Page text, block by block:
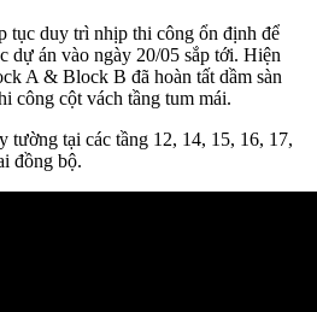
tục duy trì nhịp thi công ổn định để
dự án vào ngày 20/05 sắp tới. Hiện
A & Block B đã hoàn tất dầm sàn
công cột vách tầng tum mái.
tường tại các tầng 12, 14, 15, 16, 17,
đồng bộ.